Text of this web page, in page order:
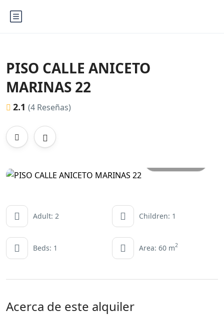
PISO CALLE ANICETO
MARINAS 22
2.1 (4 Reseñas)
Adult: 2 Children: 1
Beds: 1 Area: 60 m2
Acerca de este alquiler